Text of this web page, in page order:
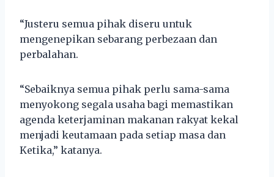
“Justeru semua pihak diseru untuk
mengenepikan sebarang perbezaan dan
perbalahan.
“Sebaiknya semua pihak perlu sama-sama
menyokong segala usaha bagi memastikan
agenda keterjaminan makanan rakyat kekal
menjadi keutamaan pada setiap masa dan
Ketika,” katanya.